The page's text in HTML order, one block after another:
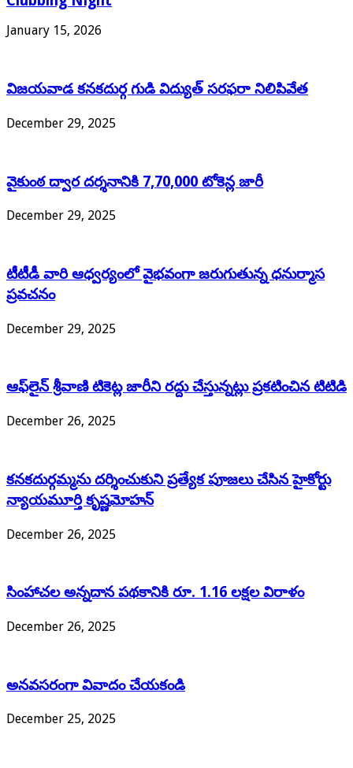
January 15, 2026
విజయవాడ కనకదుర్గ గుడి విద్యుత్ సరఫరా నిలిపివేత
December 29, 2025
వైకుంఠ ద్వార దర్శనానికి 7,70,000 టోకెన్ల జారీ
December 29, 2025
టీటీడీ వారి ఆధ్వర్యంలో వైభవంగా జరుగుతున్న ధనుర్మాస
ప్రవచనం
December 29, 2025
ఆఫ్‌లైన్ శ్రీ‌వాణి టికెట్ల జారీని రద్దు చేస్తున్నట్లు ప్రకటించిన టిటిడి
December 26, 2025
కనకదుర్గమ్మను దర్శించుకుని ప్రత్యేక పూజలు చేసిన హైకోర్టు
న్యాయమూర్తి కృష్ణమోహన్
December 26, 2025
సింహాచల అన్నదాన పథకానికి రూ. 1.16 లక్షల విరాళం
December 26, 2025
అనవసరంగా వివాదం చేయకండి
December 25, 2025